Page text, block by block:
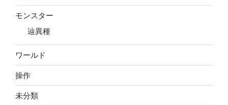
モンスター
辿異種
ワールド
操作
未分類